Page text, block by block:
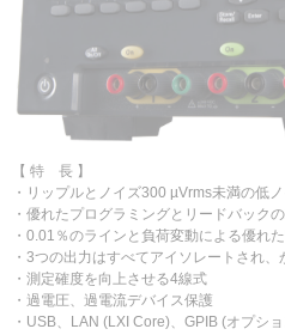
【 特 長 】
・リップルとノイズ300 µVrms未満の低
・優れたプログラミングとリードバック
・0.01％のラインと負荷変動による優れ
・3つの出力はすべてアイソレートされ、
・測定確度を向上させる4線式
・過電圧、過電流デバイス保護
・USB、LAN (LXI Core)、GPIB (オプシ